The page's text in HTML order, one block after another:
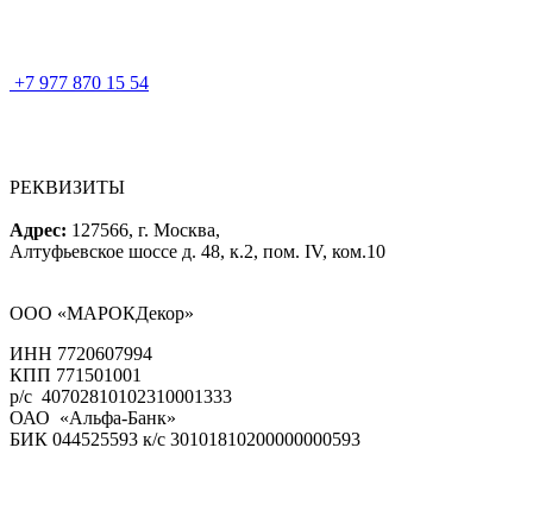
+7 977 870 15 54
РЕКВИЗИТЫ
Адрес: 127566, г. Москва,
Алтуфьевское шоссе д. 48, к.2, пом. IV, ком.10
ООО «МАРОКДекор»
ИНН 7720607994
КПП 771501001
р/с 40702810102310001333
ОАО «Альфа-Банк»
БИК 044525593 к/с 30101810200000000593